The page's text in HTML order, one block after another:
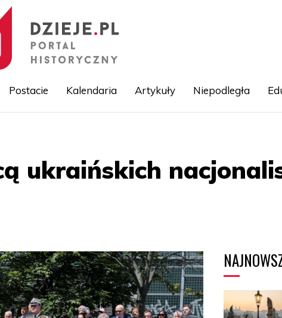
Postacie Kalendaria Artykuły Niepodległa
ukraińskich